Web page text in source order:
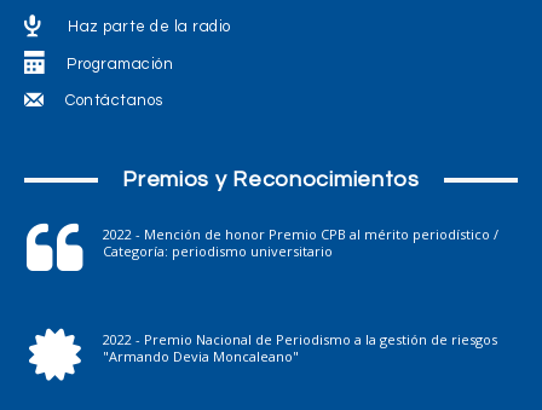
Haz parte de la radio
Programación
Contáctanos
Premios y Reconocimientos
2022 - Mención de honor Premio CPB al mérito periodístico /
Categoría: periodismo universitario
2022 - Premio Nacional de Periodismo a la gestión de riesgos
"Armando Devia Moncaleano"